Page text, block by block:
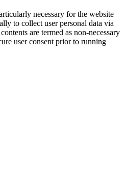
necessary for the website
to collect user personal data via
are termed as non-necessary
user consent prior to running